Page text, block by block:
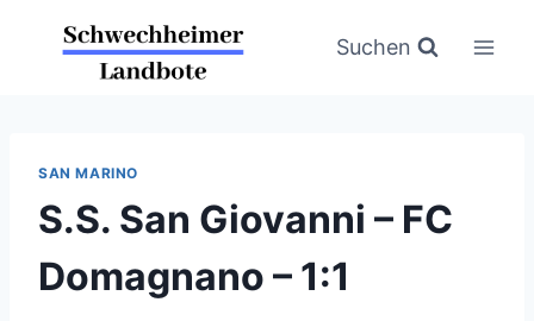
Suchen
SAN MARINO
S.S. San Giovanni – FC
Domagnano – 1:1